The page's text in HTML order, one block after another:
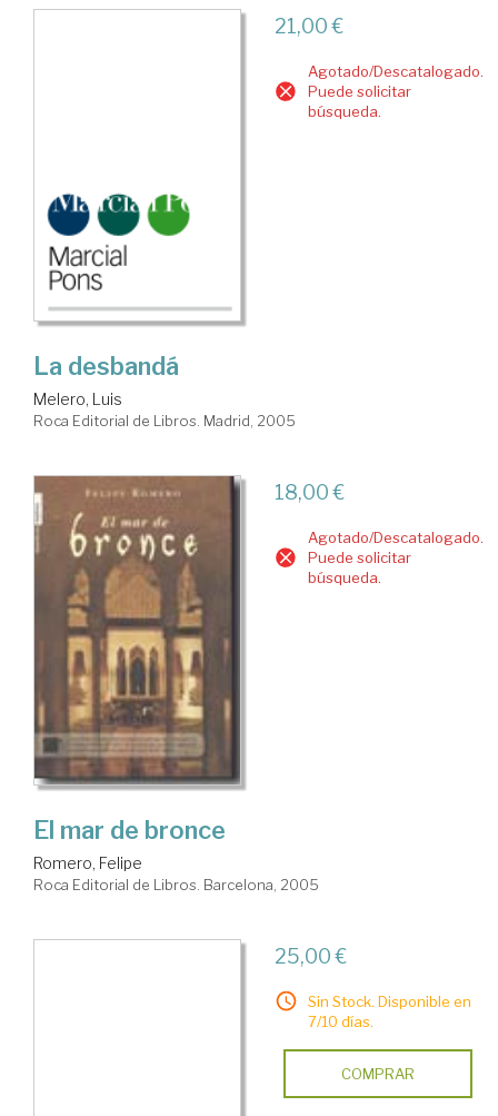
21,00 €
Agotado/Descatalogado.
Puede solicitar
búsqueda.
La desbandá
Melero, Luis
Roca Editorial de Libros. Madrid, 2005
18,00 €
Agotado/Descatalogado.
Puede solicitar
búsqueda.
El mar de bronce
Romero, Felipe
Roca Editorial de Libros. Barcelona, 2005
25,00 €
Sin Stock. Disponible en
7/10 días.
COMPRAR